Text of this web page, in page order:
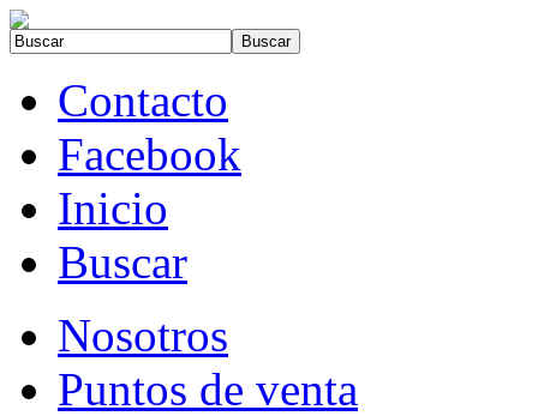
Contacto
Facebook
Inicio
Buscar
Nosotros
Puntos de venta